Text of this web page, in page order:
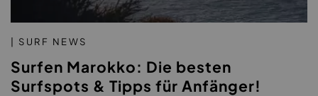
| SURF NEWS
Surfen Marokko: Die besten
Surfspots & Tipps für Anfänger!